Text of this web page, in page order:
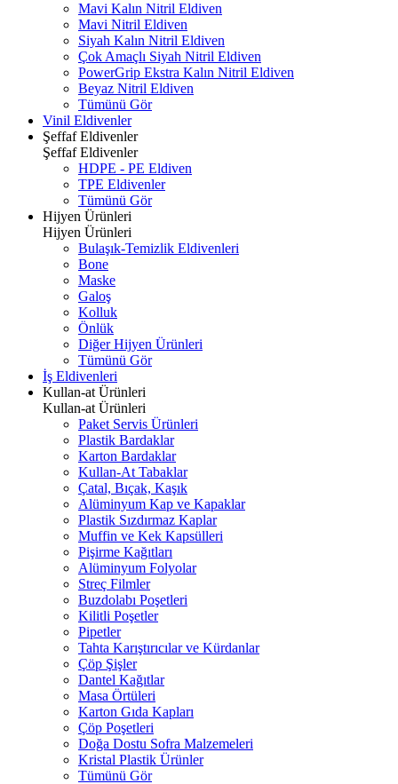
Mavi Kalın Nitril Eldiven
Mavi Nitril Eldiven
Siyah Kalın Nitril Eldiven
Çok Amaçlı Siyah Nitril Eldiven
PowerGrip Ekstra Kalın Nitril Eldiven
Beyaz Nitril Eldiven
Tümünü Gör
Vinil Eldivenler
Şeffaf Eldivenler
Şeffaf Eldivenler
HDPE - PE Eldiven
TPE Eldivenler
Tümünü Gör
Hijyen Ürünleri
Hijyen Ürünleri
Bulaşık-Temizlik Eldivenleri
Bone
Maske
Galoş
Kolluk
Önlük
Diğer Hijyen Ürünleri
Tümünü Gör
İş Eldivenleri
Kullan-at Ürünleri
Kullan-at Ürünleri
Paket Servis Ürünleri
Plastik Bardaklar
Karton Bardaklar
Kullan-At Tabaklar
Çatal, Bıçak, Kaşık
Alüminyum Kap ve Kapaklar
Plastik Sızdırmaz Kaplar
Muffin ve Kek Kapsülleri
Pişirme Kağıtları
Alüminyum Folyolar
Streç Filmler
Buzdolabı Poşetleri
Kilitli Poşetler
Pipetler
Tahta Karıştırıcılar ve Kürdanlar
Çöp Şişler
Dantel Kağıtlar
Masa Örtüleri
Karton Gıda Kapları
Çöp Poşetleri
Doğa Dostu Sofra Malzemeleri
Kristal Plastik Ürünler
Tümünü Gör